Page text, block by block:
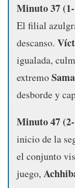
Minuto 37
El filial
descanso.
igualada,
extremo
desborde y
Minuto 47
inicio de la
el conjunto
juego,